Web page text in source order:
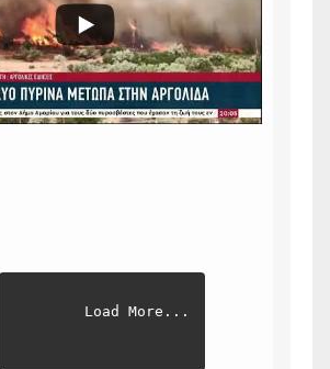
Load More...